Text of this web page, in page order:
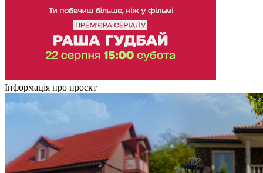
Інформація про проєкт